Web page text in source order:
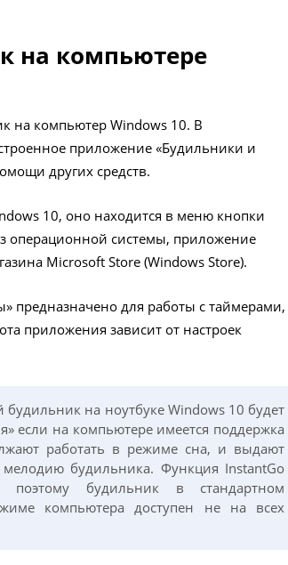
на компьютере
на компьютер Windows 10. В
приложение «Будильники и
других средств.
10, оно находится в меню кнопки
операционной системы, приложение
Microsoft Store (Windows Store).
предназначено для работы с таймерами,
приложения зависит от настроек
на ноутбуке Windows 10 будет
если на компьютере имеется поддержка
работать в режиме сна, и выдают
будильника. Функция InstantGo
поэтому будильник в стандартном
компьютера доступен не на всех